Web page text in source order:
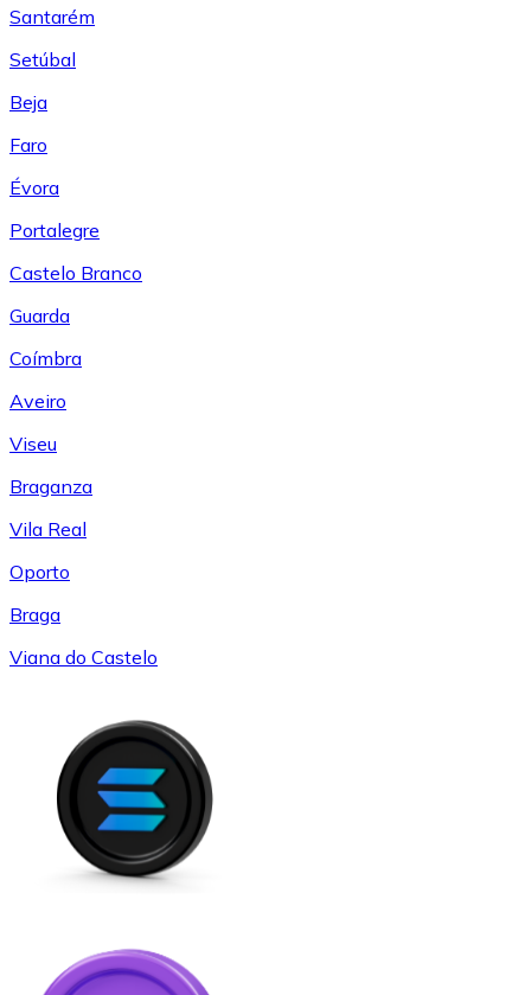
Santarém
Setúbal
Beja
Faro
Évora
Portalegre
Castelo Branco
Guarda
Coímbra
Aveiro
Viseu
Braganza
Vila Real
Oporto
Braga
Viana do Castelo